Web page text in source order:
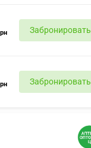
Забронировать
Забронировать